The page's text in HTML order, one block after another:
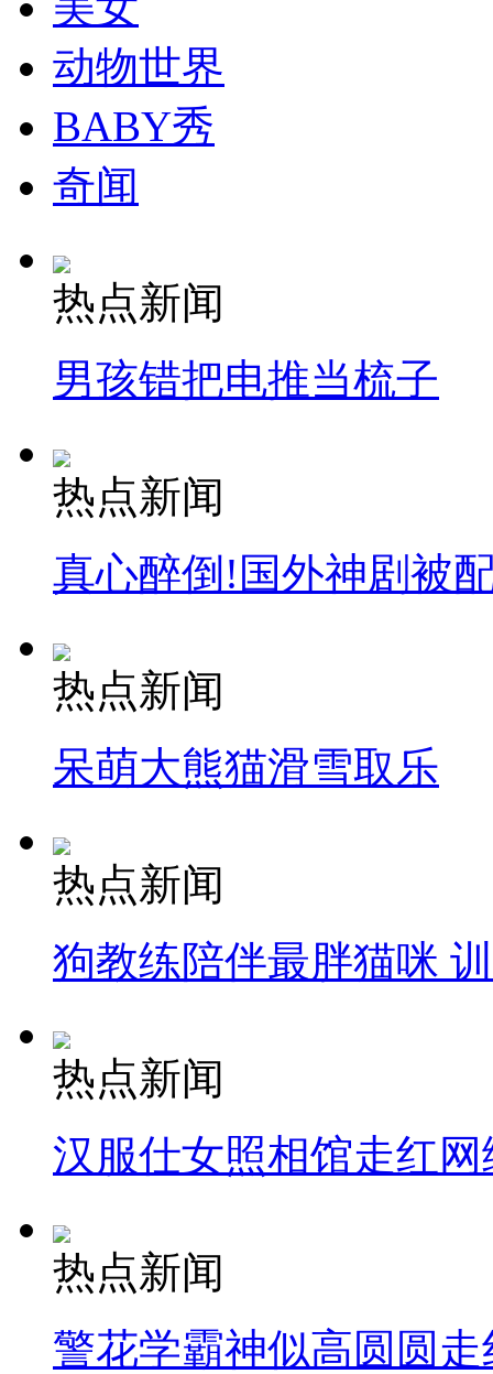
动物世界
BABY秀
奇闻
热点新闻
男孩错把电推当梳子
热点新闻
真心醉倒!国外神剧被
热点新闻
呆萌大熊猫滑雪取乐
热点新闻
狗教练陪伴最胖猫咪
热点新闻
汉服仕女照相馆走红网
热点新闻
警花学霸神似高圆圆走